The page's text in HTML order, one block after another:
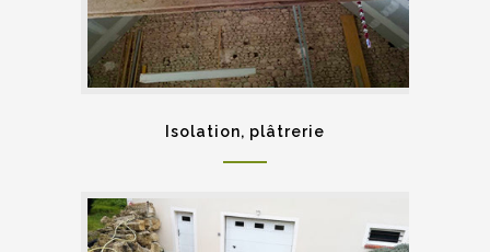
Isolation, plâtrerie